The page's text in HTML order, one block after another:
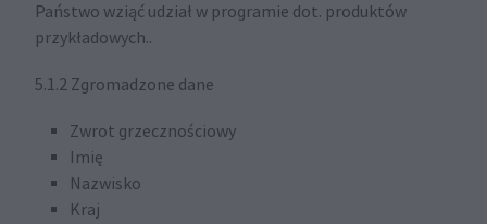
Państwo wziąć udział w programie dot. produktów
przykładowych..
5.1.2 Zgromadzone dane
Zwrot grzecznościowy
Imię
Nazwisko
Kraj